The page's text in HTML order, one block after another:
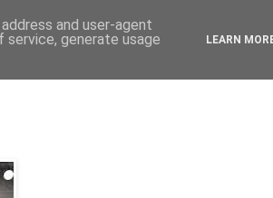
and user-agent
generate usage
LEARN